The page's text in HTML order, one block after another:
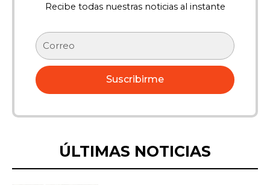
Recibe todas nuestras noticias al instante
Correo
electrónico
Suscribirme
ÚLTIMAS NOTICIAS